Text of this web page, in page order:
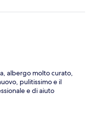
albergo molto curato,
pulitissimo e il
e di aiuto